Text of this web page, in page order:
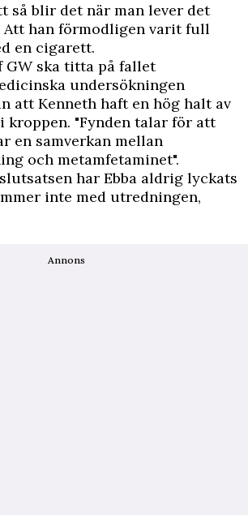
så blir det när man lever det
Att han förmodligen varit full
en cigarett.
GW ska titta på fallet
undersökningen
att Kenneth haft en hög halt av
kroppen. "Fynden talar för att
en samverkan mellan
och metamfetaminet".
har Ebba aldrig lyckats
inte med utredningen,
Annons